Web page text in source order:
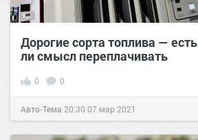
Дорогие сорта топлива — есть
ли смысл переплачивать
0 0
Авто-Тема 20:30 07 мар 2021